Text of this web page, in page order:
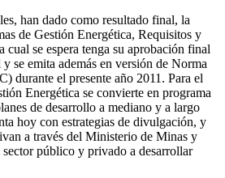
han dado como resultado final, la
de Gestión Energética, Requisitos y
cual se espera tenga su aprobación final
se emita además en versión de Norma
durante el presente año 2011. Para el
Energética se convierte en programa
de desarrollo a mediano y a largo
hoy con estrategias de divulgación, y
a través del Ministerio de Minas y
público y privado a desarrollar